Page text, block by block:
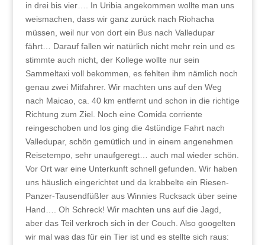
in drei bis vier…. In Uribia angekommen wollte man uns
weismachen, dass wir ganz zurück nach Riohacha
müssen, weil nur von dort ein Bus nach Valledupar
fährt… Darauf fallen wir natürlich nicht mehr rein und es
stimmte auch nicht, der Kollege wollte nur sein
Sammeltaxi voll bekommen, es fehlten ihm nämlich noch
genau zwei Mitfahrer. Wir machten uns auf den Weg
nach Maicao, ca. 40 km entfernt und schon in die richtige
Richtung zum Ziel. Noch eine Comida corriente
reingeschoben und los ging die 4stündige Fahrt nach
Valledupar, schön gemütlich und in einem angenehmen
Reisetempo, sehr unaufgeregt… auch mal wieder schön.
Vor Ort war eine Unterkunft schnell gefunden. Wir haben
uns häuslich eingerichtet und da krabbelte ein Riesen-
Panzer-Tausendfüßler aus Winnies Rucksack über seine
Hand…. Oh Schreck! Wir machten uns auf die Jagd,
aber das Teil verkroch sich in der Couch. Also googelten
wir mal was das für ein Tier ist und es stellte sich raus: